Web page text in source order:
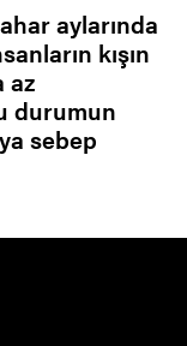
aylarında
kışın
az
durumun
sebep